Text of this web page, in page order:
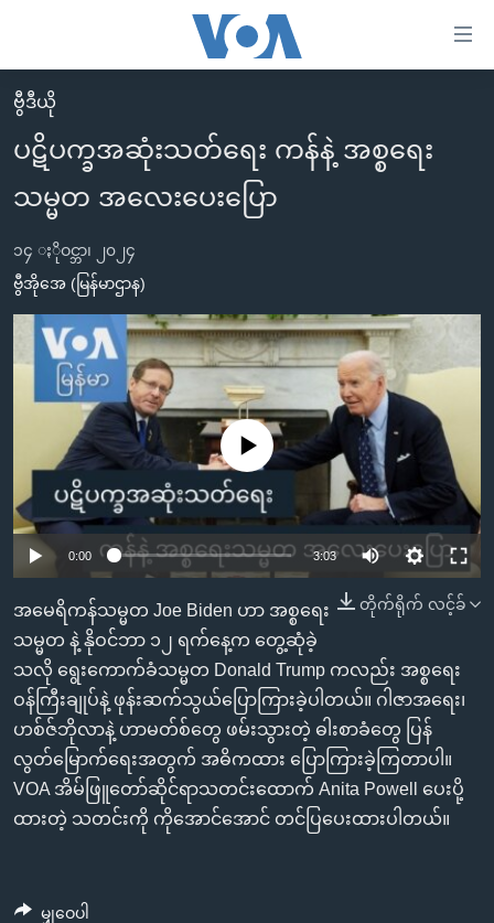
လွယ်ကူ
စေ
သည့်
များ
ပင်မ
အကြောင်းအရာ
ကြည့်
ပင်မ
ညွန်း
စာမျက်နှာ
ကျော်
ကြည့်
ရန်
ရှာဖွေ
ရန်
နေရာ
သို့
ကျော်
မူလစာမျက်နှာ
မြန်မာ
ကမ္ဘာ့သတင်းများ
အမေရိကန်
တရုတ်
အစ္စရေး-ပါလက်စတိုင်း
သတင်းလွတ်လပ်ခွင့်
ရပ်ဝန်းတခု လမ်းတခု အလွန်
အင်္ဂလိပ်စာလေ့လာမယ်
အမေရိကန်သုံးအီဒီယံ
မကြေးမုံရဲ့ အင်္ဂလိပ်စာ
ရုပ်ရှင်ထဲက အင်္ဂလိပ်စာ
သုတပဒေသာ အင်္ဂလိပ်စာ
အပတ်စဉ်ကဏ္ဍများ
ရေဒီယို
တီဗွီ
ရေဒီယိုနှင့်ရုပ်သံ အချက်အလက်များ
ရေဒီယို/တီဗွီအစီအစဉ်
Learning English
ဘာသာစကားများ
ဗွီဒီယို
ပဋိပက္ခအဆုံးသတ်ရေး ကန်နဲ့ အစ္စရေး
သမ္မတ အလေးပေးပြော
၁၄ ႏိုဝင္ဘာ၊ ၂၀၂၄
ဗွီအိုအေ (မြန်မာဌာန)
No media source currently available
0:00 3:03
တိုက်ရိုက် လင့်ခ်
အမေရိကန်သမ္မတ Joe Biden ဟာ အစ္စရေး
သမ္မတ နဲ့ နိုဝင်ဘာ ၁၂ ရက်နေ့က တွေ့ဆုံခဲ့
သလို ရွေးကောက်ခံသမ္မတ Donald Trump ကလည်း အစ္စရေး
ဝန်ကြီးချုပ်နဲ့ ဖုန်းဆက်သွယ်ပြောကြားခဲ့ပါတယ်။ ဂါဇာအရေး၊
ဟစ်ဇ်ဘိုလာနဲ့ ဟာမတ်စ်တွေ ဖမ်းသွားတဲ့ ဓါးစာခံတွေ ပြန်
လွတ်မြောက်ရေးအတွက် အဓိကထား ပြောကြားခဲ့ကြတာပါ။
VOA အိမ်ဖြူတော်ဆိုင်ရာသတင်းထောက် Anita Powell ပေးပို့
ထားတဲ့ သတင်းကို ကိုအောင်အောင် တင်ပြပေးထားပါတယ်။​
မျှဝေပါ